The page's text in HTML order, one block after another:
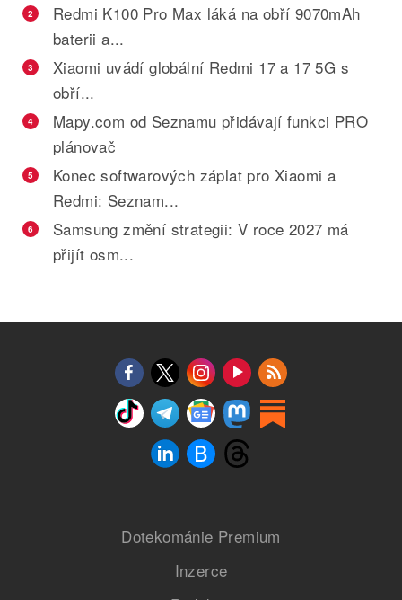
2
Redmi K100 Pro Max láká na obří 9070mAh
baterii a...
3
Xiaomi uvádí globální Redmi 17 a 17 5G s
obří...
4
Mapy.com od Seznamu přidávají funkci PRO
plánovač
5
Konec softwarových záplat pro Xiaomi a
Redmi: Seznam...
6
Samsung změní strategii: V roce 2027 má
přijít osm...
Dotekománie Premium
Inzerce